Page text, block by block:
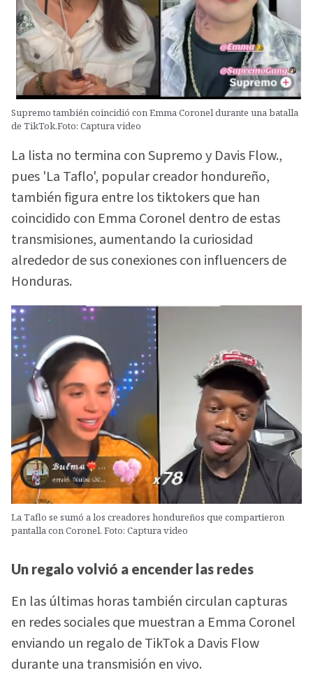
Supremo también coincidió con Emma Coronel durante una batalla
de TikTok.Foto: Captura video
La lista no termina con Supremo y Davis Flow.,
pues 'La Taflo', popular creador hondureño,
también figura entre los tiktokers que han
coincidido con Emma Coronel dentro de estas
transmisiones, aumentando la curiosidad
alrededor de sus conexiones con influencers de
Honduras.
La Taflo se sumó a los creadores hondureños que compartieron
pantalla con Coronel. Foto: Captura video
Un regalo volvió a encender las redes
En las últimas horas también circulan capturas
en redes sociales que muestran a Emma Coronel
enviando un regalo de TikTok a Davis Flow
durante una transmisión en vivo.